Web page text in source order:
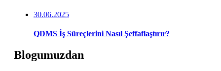
30.06.2025
QDMS İş Süreçlerini Nasıl Şeffaflaştırır?
Blogumuzdan